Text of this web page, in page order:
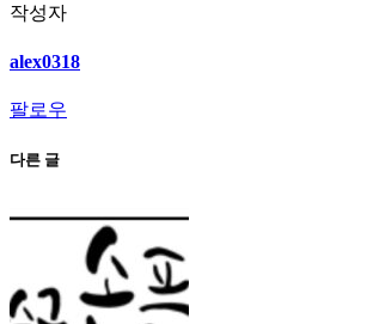
작성자
alex0318
팔로우
다른 글